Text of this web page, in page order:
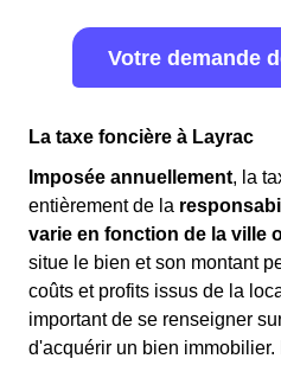
Votre demande
La taxe foncière à Layrac
Imposée annuellement, la
entièrement de la
varie en fonction de la ville
situe le bien et son montant
coûts et profits issus de la
important de se renseigner
d'acquérir un bien immobilier.